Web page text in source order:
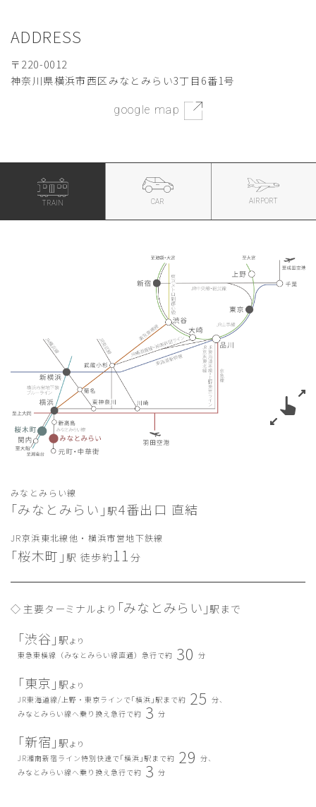
ADDRESS
〒220-0012
神奈川県横浜市西区みなとみらい3丁目6番1号
google map
TRAIN CAR AIRPORT
みなとみらい線
｢みなとみらい｣ 駅4番出口 直結
JR京浜東北線他・横浜市営地下鉄線
｢桜木町｣ 駅 徒歩約11 分
主要ターミナルより ｢みなとみらい｣ 駅まで
｢渋谷｣ 駅 より
東急東横線（みなとみらい線直通）急行で約 30 分
｢東京｣ 駅 より
JR東海道線/上野・東京ラインで｢横浜｣駅まで約 25 分、
みなとみらい線へ乗り換え急行で約 3 分
｢新宿｣ 駅 より
JR湘南新宿ライン特別快速で｢横浜｣駅まで約 29 分、
みなとみらい線へ乗り換え急行で約 3 分